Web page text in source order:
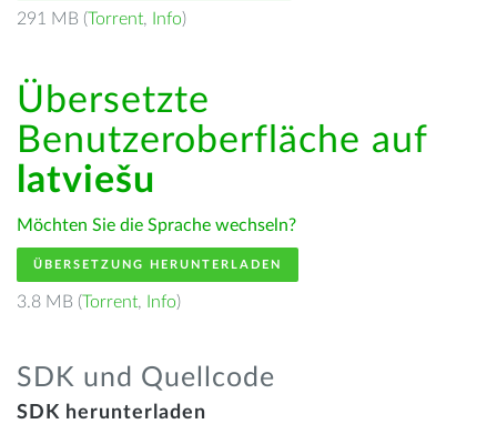
291 MB (Torrent, Info)
Übersetzte
Benutzeroberfläche auf
latviešu
Möchten Sie die Sprache wechseln?
ÜBERSETZUNG HERUNTERLADEN
3.8 MB (Torrent, Info)
SDK und Quellcode
SDK herunterladen